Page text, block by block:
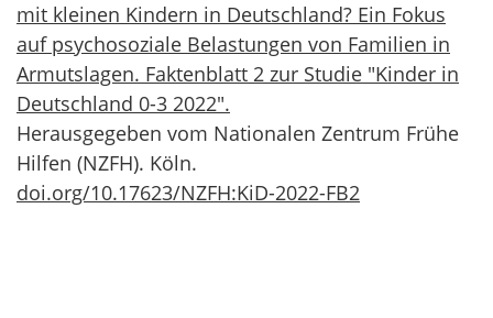
mit kleinen Kindern in Deutschland? Ein Fokus
auf psychosoziale Belastungen von Familien in
Armutslagen. Faktenblatt 2 zur Studie "Kinder in
Deutschland 0-3 2022".
Herausgegeben vom Nationalen Zentrum Frühe
Hilfen (NZFH). Köln.
doi.org/10.17623/NZFH:KiD-2022-FB2